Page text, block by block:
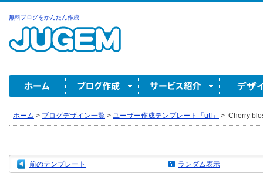
無料ブログをかんたん作成
ホーム > ブログデザイン一覧 > ユーザー作成テンプレート「utf」 > Cherry
前のテンプレート ランダム表示